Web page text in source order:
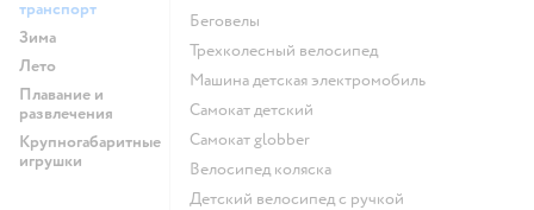
транспорт
Зима
Лето
Плавание и
развлечения
Крупногабаритные
игрушки
Беговелы
Трехколесный велосипед
Машина детская электромобиль
Самокат детский
Самокат globber
Велосипед коляска
Детский велосипед с ручкой